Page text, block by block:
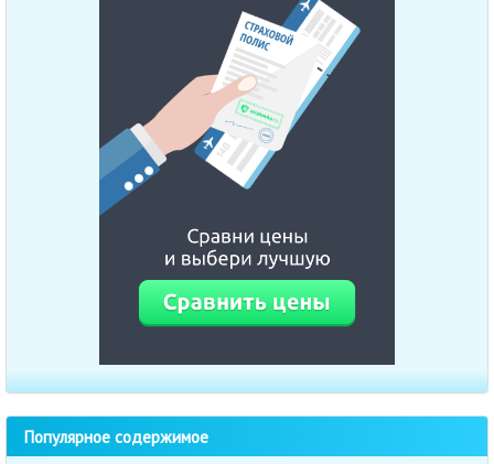
Популярное содержимое